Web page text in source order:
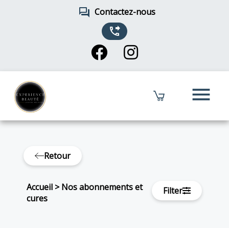
forum Contactez-nous
phone_forwarded
menu
Retour
Accueil >Nos abonnements et
cures
Filter